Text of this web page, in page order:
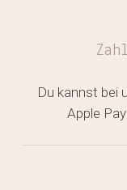
Du kannst bei
Apple